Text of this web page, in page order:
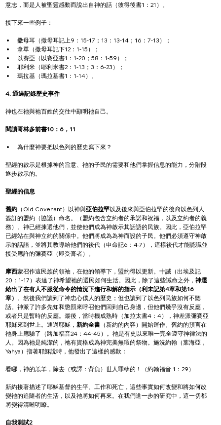
意志，而是人被聖靈感動而說出自神的話（彼得後書1：21）。
接下來一些例子：
撒母耳（撒母耳記上9：15-17；13：13-14；16：7-13）；
拿單（撒母耳記下12：1-15）；
以賽亞（以賽亞書1：1-20；58：1-59）；
耶利米（耶利米書2：1-13；3：6-23）；
瑪拉基（瑪拉基書1：1-14）。
4. 通過記錄歷史事件
神也在祂與祂百姓的交往中顯明祂自己。
閱讀哥林多前書10：6，11
為什麼神要把以色列的歷史寫下來？
聖經的啟示是根據神的旨意、祂的子民的需要和他們掌握信息的能力，分階段
逐步啟示的。
聖經的信息
舊約 （Old Covenant）以神與亞伯拉罕以及後來與亞伯拉罕的後裔以色列人
簽訂的盟約（協議）命名。（盟約包含立約者的承諾和祝福，以及立約者的義
務）。神已經揀選他們，並使他們成為神啟示其話語的民族。因此，亞伯拉罕
已經站在與神立約的關係中。他們將成為為神而設的子民。他們必須遵守神啟
示的話語，並將其教導給他們的後代（申命記6：4-7），這樣後代才能認識並
接受應許的彌賽亞（即受膏者）。
摩西蒙召作這民族的領袖，在他的領導下，盟約得以更新。十誡（出埃及記
20：1-17）表達了神希望祂的選民如何生活。因此，除了這些誡命之外，神還
給出了在有人不服從命令的情況下進行和解的指示（利未記第4章和第16
章） 。然後我們讀到了神忠心僕人的歷史；但也讀到了以色列民族如何不聽
話。神派了許多先知和懲罰來呼召他們回到自己身邊，但他們幾乎沒有反應，
或者只是暫時的反應。最後，當時機成熟時（加拉太書4：4），神差派彌賽亞
耶穌來到世上。通過耶穌，新約全書 （新約的內容）開始運作。舊約的預言在
祂身上應驗了（路加福音24：44-45）。祂是有史以來唯一完全遵守神律法的
人。因為祂是純潔的，祂有資格成為神完美無瑕的祭物。施洗約翰（葉海亞，
Yahya）指著耶穌說時，他發出了這樣的感歎：
看哪，神的羔羊，除去（或譯：背負）世人罪孽的！（約翰福音 1：29）
新約接著描述了耶穌基督的生平、工作和死亡，這些事實如何改變和將如何改
變祂的追隨者的生活，以及祂將如何再來。在我們進一步的研究中，這一切都
將變得清晰明瞭。
自我測試2